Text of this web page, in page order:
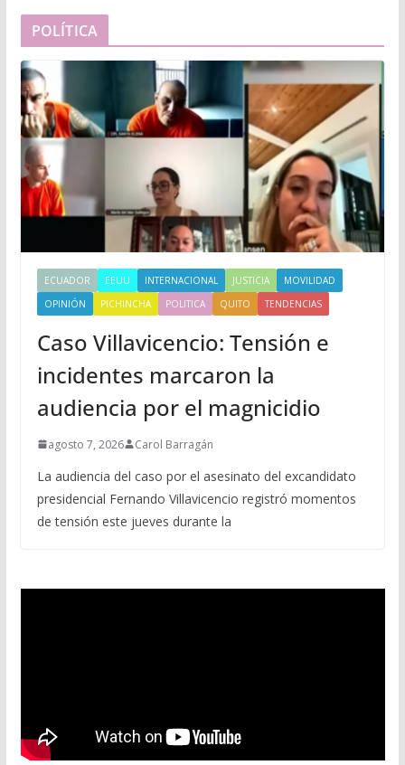
POLÍTICA
ECUADOR EEUU INTERNACIONAL JUSTICIA
MOVILIDAD
OPINIÓN
PICHINCHA POLITICA QUITO TENDENCIAS
Caso Villavicencio: Tensión e
incidentes marcaron la
audiencia por el magnicidio
agosto 7, 2026 Carol Barragán
La audiencia del caso por el asesinato del excandidato
presidencial Fernando Villavicencio registró momentos
de tensión este jueves durante la